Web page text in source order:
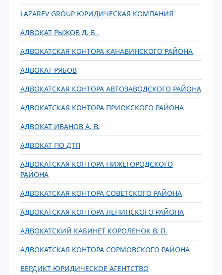
LAZAREV GROUP ЮРИДИЧЕСКАЯ КОМПАНИЯ
АДВОКАТ РЫЖОВ Д. Б .
АДВОКАТСКАЯ КОНТОРА КАНАВИНСКОГО РАЙОНА
АДВОКАТ РЯБОВ
АДВОКАТСКАЯ КОНТОРА АВТОЗАВОДСКОГО РАЙОНА
АДВОКАТСКАЯ КОНТОРА ПРИОКСКОГО РАЙОНА
АДВОКАТ ИВАНОВ А. В.
АДВОКАТ ПО ДТП
АДВОКАТСКАЯ КОНТОРА НИЖЕГОРОДСКОГО
РАЙОНА
АДВОКАТСКАЯ КОНТОРА СОВЕТСКОГО РАЙОНА
АДВОКАТСКАЯ КОНТОРА ЛЕНИНСКОГО РАЙОНА
АДВОКАТСКИЙ КАБИНЕТ КОРОЛЕНОК В. П.
АДВОКАТСКАЯ КОНТОРА СОРМОВСКОГО РАЙОНА
ВЕРДИКТ ЮРИДИЧЕСКОЕ АГЕНТСТВО